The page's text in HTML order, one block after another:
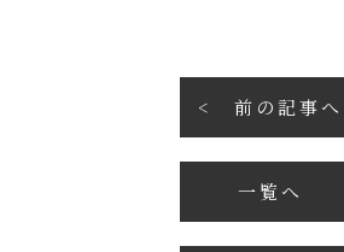
前の記事へ
一覧へ